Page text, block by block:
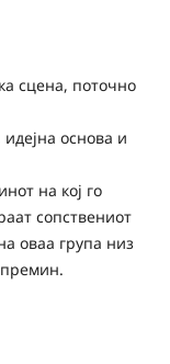
сцена, поточно
основа и
на кој го
сопствениот
оваа група низ
премин.